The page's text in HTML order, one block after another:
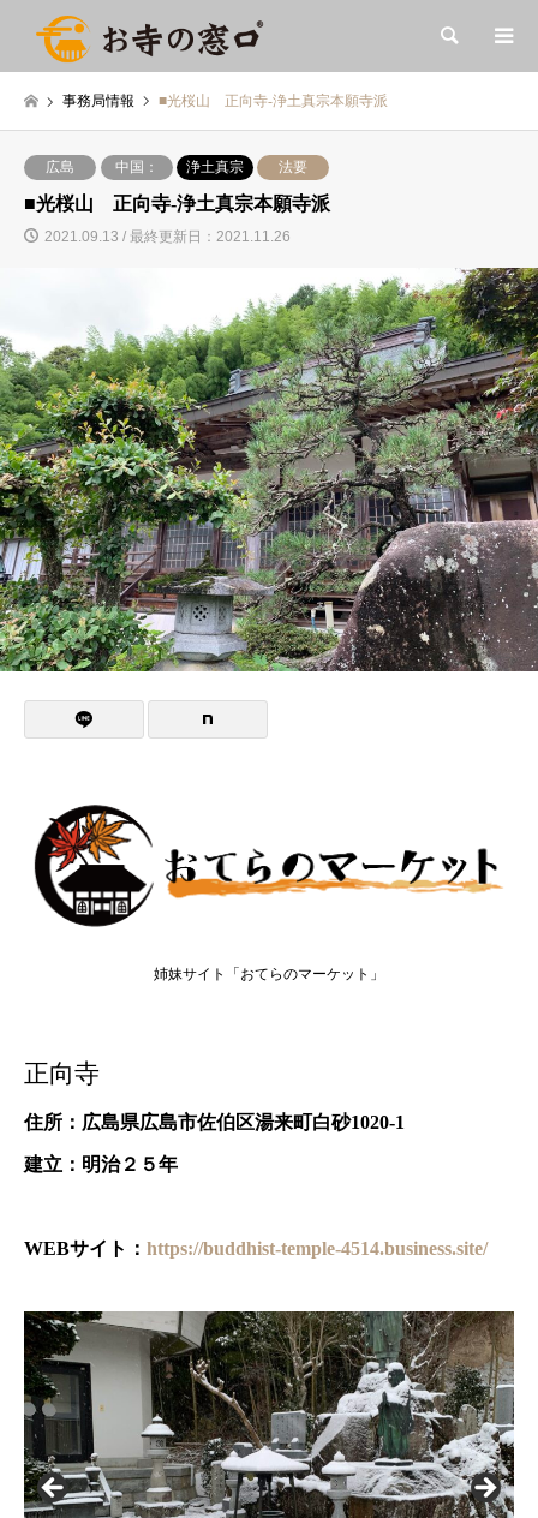
検索
事務局情報 ■光桜山 正向寺-浄土真宗本願寺派
広島 中国： 浄土真宗 法要
■光桜山 正向寺-浄土真宗本願寺派
2021.09.13 / 最終更新日：2021.11.26
姉妹サイト「おてらのマーケット」
正向寺
住所：広島県広島市佐伯区湯来町白砂1020-1
建立：明治２５年
WEBサイト： https://buddhist-temple-4514.business.site/